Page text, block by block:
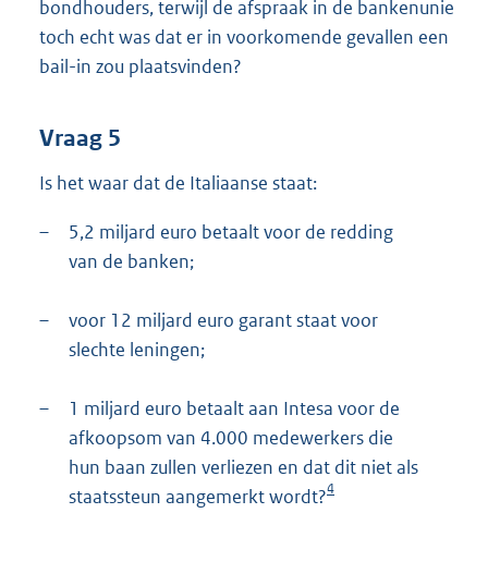
bondhouders, terwijl de afspraak in de bankenunie
toch echt was dat er in voorkomende gevallen een
bail-in zou plaatsvinden?
Vraag 5
Is het waar dat de Italiaanse staat:
–
5,2 miljard euro betaalt voor de redding
van de banken;
–
voor 12 miljard euro garant staat voor
slechte leningen;
–
1 miljard euro betaalt aan Intesa voor de
afkoopsom van 4.000 medewerkers die
hun baan zullen verliezen en dat dit niet als
staatssteun aangemerkt wordt?4